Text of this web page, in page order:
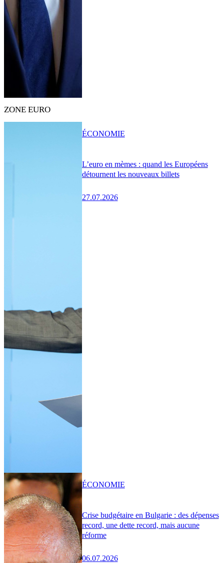
ZONE EURO
L’euro en mèmes : quand les Européens
détournent les nouveaux billets
27.07.2026
ÉCONOMIE
Crise budgétaire en Bulgarie : des dépenses
record, une dette record, mais aucune
réforme
06.07.2026
ÉCONOMIE